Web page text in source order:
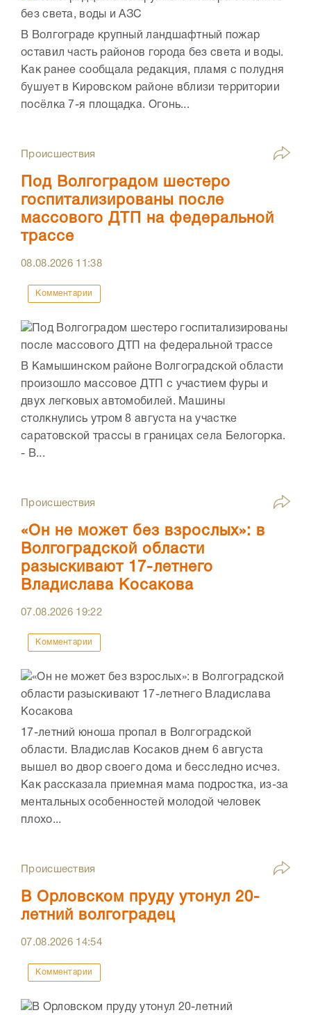
В Волгограде крупный ландшафтный пожар
оставил часть районов города без света и воды.
Как ранее сообщала редакция, пламя с полудня
бушует в Кировском районе вблизи территории
посёлка 7-я площадка. Огонь...
Происшествия
Под Волгоградом шестеро
госпитализированы после
массового ДТП на федеральной
трассе
08.08.2026 11:38
Комментарии
В Камышинском районе Волгоградской области
произошло массовое ДТП с участием фуры и
двух легковых автомобилей. Машины
столкнулись утром 8 августа на участке
саратовской трассы в границах села Белогорка.
- В...
Происшествия
«Он не может без взрослых»: в
Волгоградской области
разыскивают 17-летнего
Владислава Косакова
07.08.2026 19:22
Комментарии
17-летний юноша пропал в Волгоградской
области. Владислав Косаков днем 6 августа
вышел во двор своего дома и бесследно исчез.
Как рассказала приемная мама подростка, из-за
ментальных особенностей молодой человек
плохо...
Происшествия
В Орловском пруду утонул 20-
летний волгоградец
07.08.2026 14:54
Комментарии